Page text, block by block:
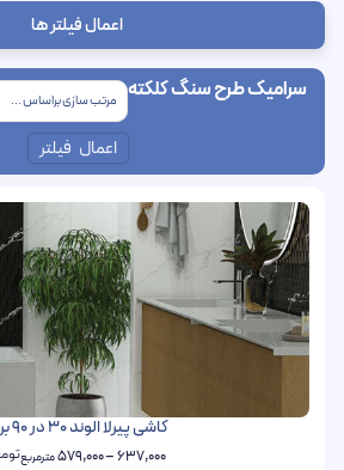
اعمال فیلتر ها
سرامیک طرح سنگ کلکته
اعمال فیلتر
کاشی پیرلا الوند 30 در 90 براق
637,000
–
579,000مترمربعتومان